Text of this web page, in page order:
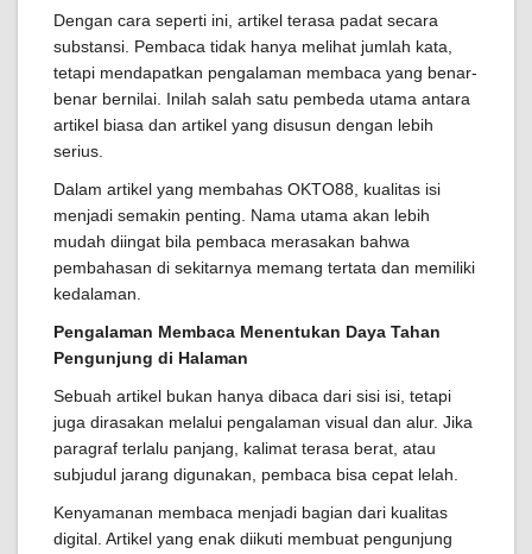
Dengan cara seperti ini, artikel terasa padat secara
substansi. Pembaca tidak hanya melihat jumlah kata,
tetapi mendapatkan pengalaman membaca yang benar-
benar bernilai. Inilah salah satu pembeda utama antara
artikel biasa dan artikel yang disusun dengan lebih
serius.
Dalam artikel yang membahas OKTO88, kualitas isi
menjadi semakin penting. Nama utama akan lebih
mudah diingat bila pembaca merasakan bahwa
pembahasan di sekitarnya memang tertata dan memiliki
kedalaman.
Pengalaman Membaca Menentukan Daya Tahan
Pengunjung di Halaman
Sebuah artikel bukan hanya dibaca dari sisi isi, tetapi
juga dirasakan melalui pengalaman visual dan alur. Jika
paragraf terlalu panjang, kalimat terasa berat, atau
subjudul jarang digunakan, pembaca bisa cepat lelah.
Kenyamanan membaca menjadi bagian dari kualitas
digital. Artikel yang enak diikuti membuat pengunjung